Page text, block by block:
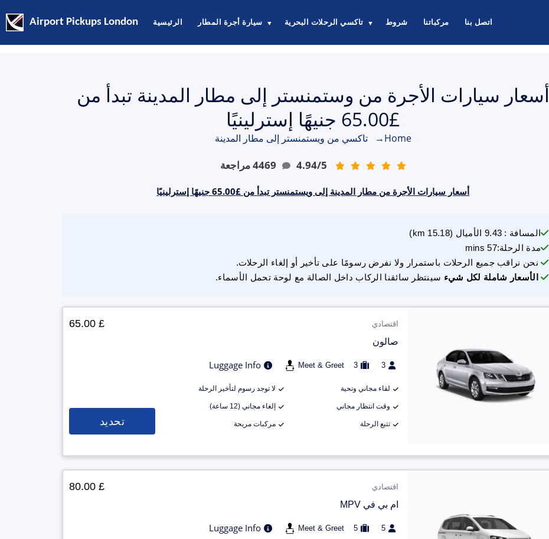
Airport Pickups London الرئيسية سيارة أجرة المطار ▼ تاكسي الرحلات البحرية ▼ شروط مركباتنا اتصل بنا
أسعار سيارات الأجرة من وستمنستر إلى مطار المدينة تبدأ من
£65.00 جنيهًا إسترلينيًا
Home
→ تاكسي من ويستمنستر إلى مطار المدينة
4.94/5
4469مراجعة
أسعار سيارات الأجرة من مطار المدينة إلى ويستمنستر تبدأ من £65.00 جنيهًا إسترلينيًا
المسافة :
9.43 الأميال (
15.18
مدة الرحلة:
57 mins
نحن نراقب جميع الرحلات باستمرار ولا نفرض رسومًا على تأخير أو إلغاء الرحلات.
الأسعار شاملة لكل شيء سينتظر سائقنا الركاب داخل الصالة مع لوحة تحمل الأسماء.
اقتصادي
صالون
3
3
Meet & Greet
Luggage Info
لقاء مجاني وتحية لا توجد رسوم لتأخير الرحلة
وقت انتظار مجاني إلغاء مجاني (12 ساعة)
تتبع الرحلة مركبات مريحة
£ 65.00
تحديد
اقتصادي
ام بي في MPV
5
5
Meet & Greet
Luggage Info
£ 80.00